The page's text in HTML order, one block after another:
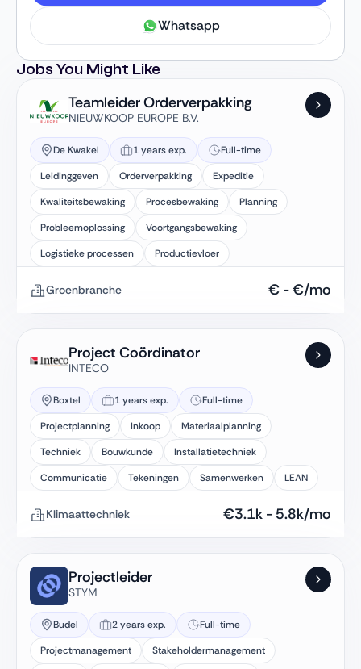
Whatsapp
Jobs You Might Like
Teamleider Orderverpakking
NIEUWKOOP EUROPE B.V.
De Kwakel 1 years exp.
Full-time
Leidinggeven
Orderverpakking
Expeditie
Kwaliteitsbewaking
Procesbewaking
Planning
Probleemoplossing
Voortgangsbewaking
Logistieke processen
Productievloer
Groenbranche € -€/mo
Project Coördinator
INTECO
Boxtel 1 years exp.
Full-time
Projectplanning
Inkoop
Materiaalplanning
Techniek
Bouwkunde
Installatietechniek
Communicatie
Tekeningen Samenwerken LEAN
Klimaattechniek €3.1k - 5.8k/mo
Projectleider
STYM
Budel 2 years exp.
Full-time
Projectmanagement
Stakeholdermanagement